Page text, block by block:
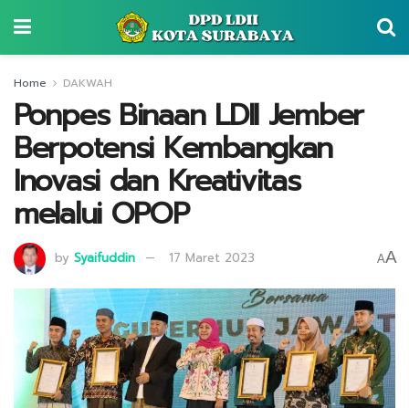
Home DAKWAH
Ponpes Binaan LDII Jember
Berpotensi Kembangkan
Inovasi dan Kreativitas
melalui OPOP
by Syaifuddin 17 Maret 2023 AA